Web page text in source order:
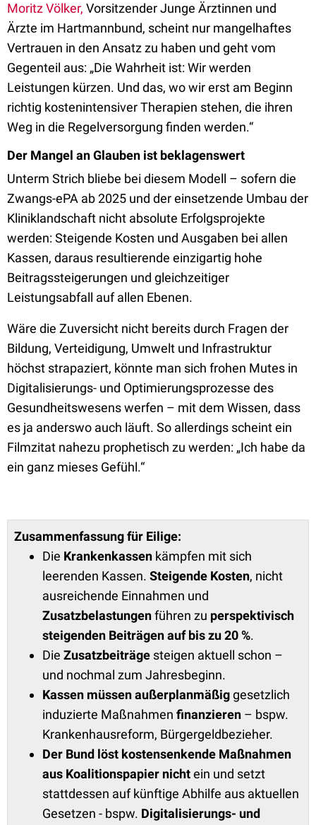
Moritz Völker, Vorsitzender Junge Ärztin­nen und
Ärzte im Hartmannbund, scheint nur mangelhaftes
Vertrauen in den Ansatz zu haben und geht vom
Gegenteil aus: „Die Wahrheit ist: Wir werden
Leistungen kürzen. Und das, wo wir erst am Beginn
richtig kostenintensiver Therapien stehen, die ihren
Weg in die Regelversorgung finden werden.“
Der Mangel an Glauben ist beklagenswert
Unterm Strich bliebe bei diesem Modell – sofern die
Zwangs-ePA ab 2025 und der einsetzende Umbau der
Kliniklandschaft nicht absolute Erfolgsprojekte
werden: Steigende Kosten und Ausgaben bei allen
Kassen, daraus resultierende einzigartig hohe
Beitragssteigerungen und gleichzeitiger
Leistungsabfall auf allen Ebenen.
Wäre die Zuversicht nicht bereits durch Fragen der
Bildung, Verteidigung, Umwelt und Infrastruktur
höchst strapaziert, könnte man sich frohen Mutes in
Digitalisierungs- und Optimierungsprozesse des
Gesundheitswesens werfen – mit dem Wissen, dass
es ja anderswo auch läuft. So allerdings scheint ein
Filmzitat nahezu prophetisch zu werden: „Ich habe da
ein ganz mieses Gefühl.“
Zusammenfassung für Eilige:
Die Krankenkassen kämpfen mit sich
leerenden Kassen. Steigende Kosten, nicht
ausreichende Einnahmen und
Zusatzbelastungenführen zu perspektivisch
steigenden Beiträgen auf bis zu 20 %.
Die Zusatzbeiträge steigen aktuell schon –
und nochmal zum Jahresbeginn.
Kassen müssenaußerplanmäßiggesetzlich
induzierte Maßnahmen finanzieren – bspw.
Krankenhausreform, Bürgergeldbezieher.
Der Bund löst kostensenkende Maßnahmen
aus Koalitionspapier nichtein und setzt
stattdessen auf künftige Abhilfe aus aktuellen
Gesetzen - bspw. Digitalisierungs- und